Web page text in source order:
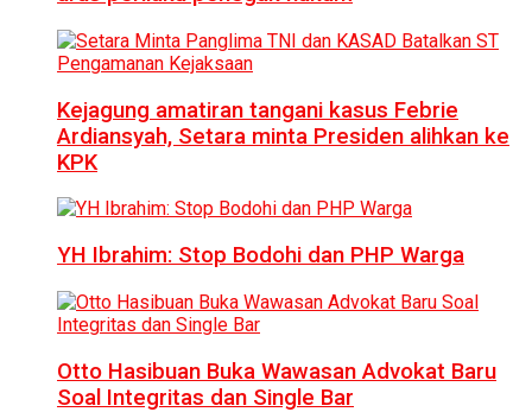
Kejagung amatiran tangani kasus Febrie
Ardiansyah, Setara minta Presiden alihkan ke
KPK
YH Ibrahim: Stop Bodohi dan PHP Warga
Otto Hasibuan Buka Wawasan Advokat Baru
Soal Integritas dan Single Bar